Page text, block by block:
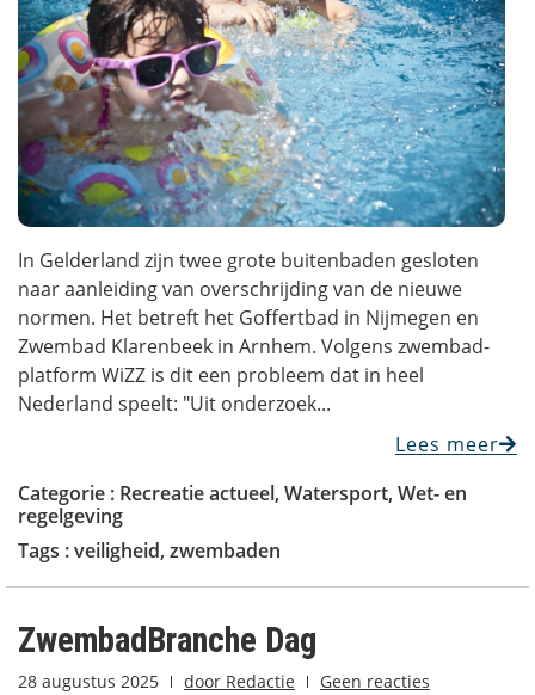
In Gelderland zijn twee grote buitenbaden gesloten
naar aanleiding van overschrijding van de nieuwe
normen. Het betreft het Goffertbad in Nijmegen en
Zwembad Klarenbeek in Arnhem. Volgens zwembad-
platform WiZZ is dit een probleem dat in heel
Nederland speelt: "Uit onderzoek...
Lees meer
Categorie : Recreatie actueel, Watersport, Wet- en
regelgeving
Tags :veiligheid, zwembaden
ZwembadBranche Dag
28 augustus 2025 door Redactie Geen reacties